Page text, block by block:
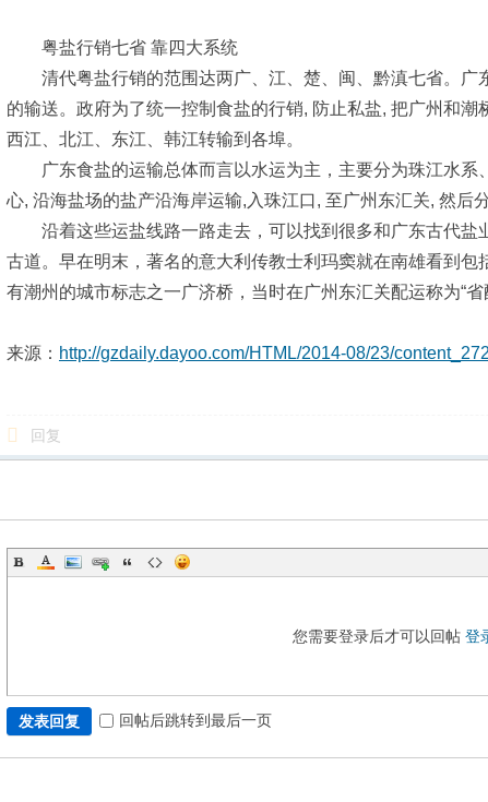
粤盐行销七省 靠四大系统
清代粤盐行销的范围达两广、江、楚、闽、黔滇七省。广
的输送。政府为了统一控制食盐的行销, 防止私盐, 把广州和
西江、北江、东江、韩江转输到各埠。
广东食盐的运输总体而言以水运为主，主要分为珠江水系
心, 沿海盐场的盐产沿海岸运输,入珠江口, 至广州东汇关, 然后
沿着这些运盐线路一路走去，可以找到很多和广东古代盐
古道。早在明末，著名的意大利传教士利玛窦就在南雄看到
有潮州的城市标志之一广济桥，当时在广州东汇关配运称为“省
来源： http://gzdaily.dayoo.com/HTML/2014-08/23/
回复
您需要登录后才可以回帖 登
发表回复 回帖后跳转到最后一页